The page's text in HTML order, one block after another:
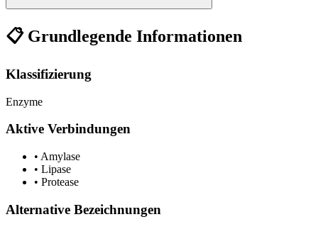
📋 Grundlegende Informationen
Klassifizierung
Enzyme
Aktive Verbindungen
• Amylase
• Lipase
• Protease
Alternative Bezeichnungen